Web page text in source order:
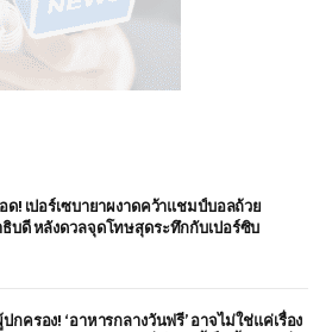
ด! เปอร์เซบายาผงาดคว้าแชมป์บอลถ้วย
บดี หลังดวลจุดโทษสุดระทึกกับเปอร์ซิบ
กครอง! ‘อาหารกลางวันฟรี’ อาจไม่ใช่แค่เรื่อง